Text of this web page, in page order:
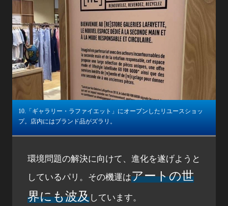
10.「ギャラリー・ラファイエット」にオープンしたリユースショッ
プ。​店内にはブランド品がズラリ。
環境問題の解決に向けて、進化を遂げようと
しているパリ。その機運はアートの世
界にも波及しています。